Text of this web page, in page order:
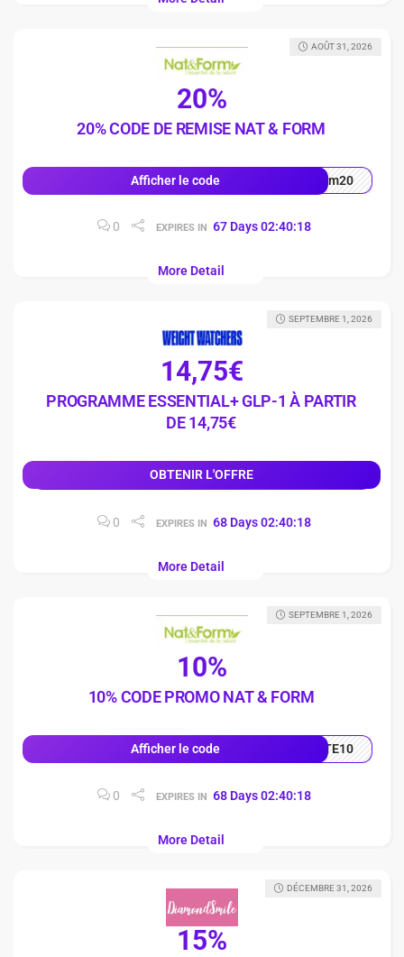
20%
20% CODE DE REMISE NAT & FORM
AOÛT 31, 2026
Afficher le code rm20
0 EXPIRES IN 67 Days02:40:17
More Detail
14,75€
PROGRAMME ESSENTIAL+ GLP-1 À PARTIR
DE 14,75€
SEPTEMBRE 1, 2026
OBTENIR L'OFFRE
0 EXPIRES IN 68 Days02:40:17
More Detail
10%
10% CODE PROMO NAT & FORM
SEPTEMBRE 1, 2026
Afficher le code TE10
0 EXPIRES IN 68 Days02:40:17
More Detail
15%
DÉCEMBRE 31, 2026